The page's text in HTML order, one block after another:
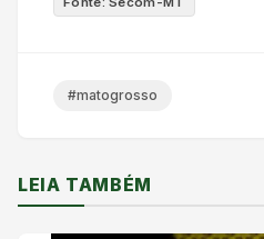
#matogrosso
LEIA TAMBÉM